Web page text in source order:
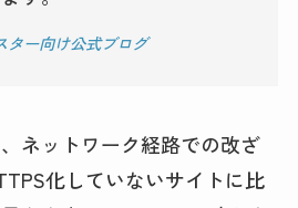
ター向け公式ブログ
ネットワーク経路での改ざ
化していないサイトに比